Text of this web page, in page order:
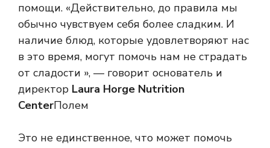
помощи. «Действительно, до правила мы
обычно чувствуем себя более сладким. И
наличие блюд, которые удовлетворяют нас
в это время, могут помочь нам не страдать
от сладости », — говорит основатель и
директор Laura Horge Nutrition
CenterПолем
Это не единственное, что может помочь